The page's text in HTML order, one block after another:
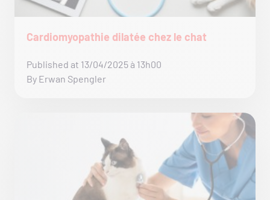
Cardiomyopathie dilatée chez le chat
Published at 13/04/2025 à 13h00
By Erwan Spengler